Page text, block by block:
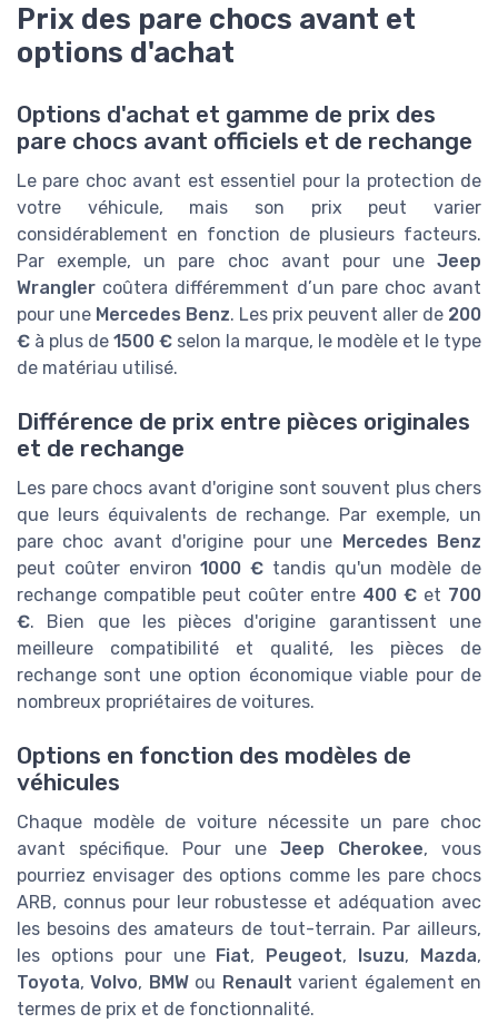
Prix des pare chocs avant et
options d'achat
Options d'achat et gamme de prix des
pare chocs avant officiels et de rechange
Le pare choc avant est essentiel pour la protection de
votre véhicule, mais son prix peut varier
considérablement en fonction de plusieurs facteurs.
Par exemple, un pare choc avant pour une Jeep
Wrangler coûtera différemment d’un pare choc avant
pour une Mercedes Benz. Les prix peuvent aller de 200
€ à plus de 1500 € selon la marque, le modèle et le type
de matériau utilisé.
Différence de prix entre pièces originales
et de rechange
Les pare chocs avant d'origine sont souvent plus chers
que leurs équivalents de rechange. Par exemple, un
pare choc avant d'origine pour une Mercedes Benz
peut coûter environ1000 € tandis qu'un modèle de
rechange compatible peut coûter entre 400 € et 700
€. Bien que les pièces d'origine garantissent une
meilleure compatibilité et qualité, les pièces de
rechange sont une option économique viable pour de
nombreux propriétaires de voitures.
Options en fonction des modèles de
véhicules
Chaque modèle de voiture nécessite un pare choc
avant spécifique. Pour une Jeep Cherokee, vous
pourriez envisager des options comme les pare chocs
ARB, connus pour leur robustesse et adéquation avec
les besoins des amateurs de tout-terrain. Par ailleurs,
les options pour une
Fiat, Peugeot, Isuzu, Mazda,
Toyota,Volvo, BMWou Renault varient également en
termes de prix et de fonctionnalité.